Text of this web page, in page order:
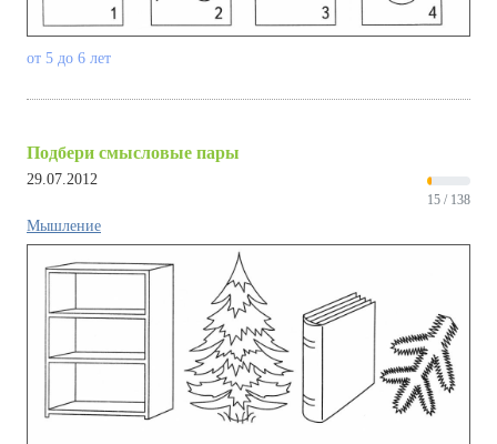
от 5 до 6 лет
Подбери смысловые пары
29.07.2012
15 / 138
Мышление